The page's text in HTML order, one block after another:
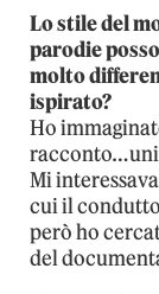
Lo stile del
parodie
molto
ispirato?
Ho
Mi
cui il
però ho
del